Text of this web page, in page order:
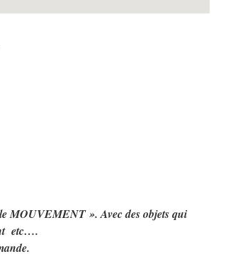
MOUVEMENT ». Avec des objets qui
etc….